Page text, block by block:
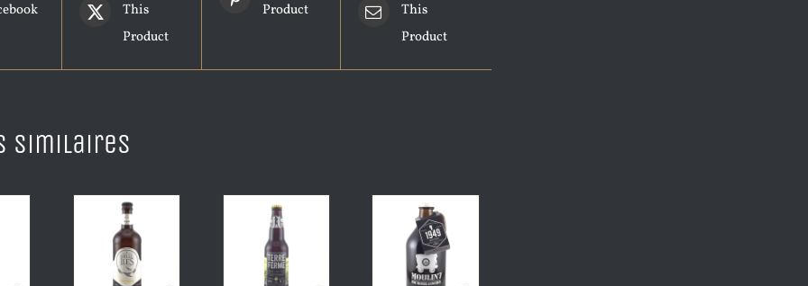
This
Product
Product
This
Product
similaires